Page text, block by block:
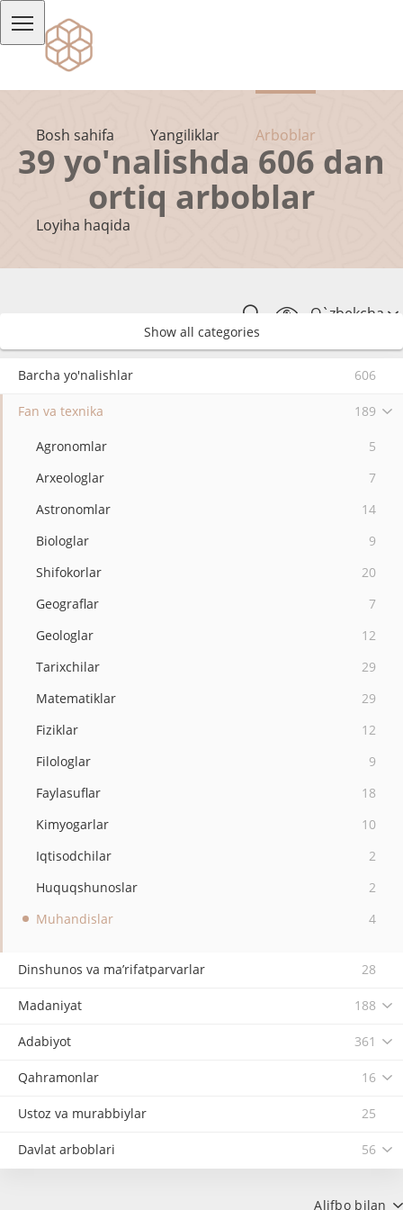
Bosh sahifa Yangiliklar Arboblar
Loyiha haqida
O`zbekcha
39 yo'nalishda 606 dan
ortiq arboblar
Show all categories
Barcha yo'nalishlar 606
Fan va texnika 189
Agronomlar
5
Arxeologlar
7
Astronomlar
14
Biologlar
9
Shifokorlar
20
Geograflar
7
Geologlar
12
Tarixchilar
29
Matematiklar
29
Fiziklar
12
Filologlar
9
Faylasuflar
18
Kimyogarlar
10
Iqtisodchilar
2
Huquqshunoslar
2
Muhandislar
4
Dinshunos va ma’rifatparvarlar 28
Madaniyat 188
Adabiyot 361
Qahramonlar 16
Ustoz va murabbiylar 25
Davlat arboblari 56
Alifbo bilan